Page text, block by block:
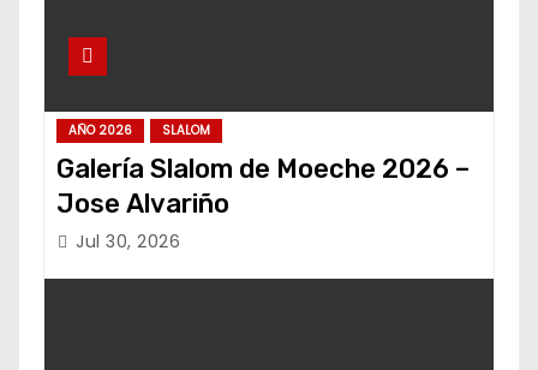
AÑO 2026 SLALOM
Galería Slalom de Moeche 2026 –
Jose Alvariño
Jul 30, 2026